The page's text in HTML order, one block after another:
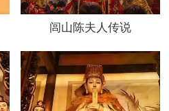
闾山陈夫人传说